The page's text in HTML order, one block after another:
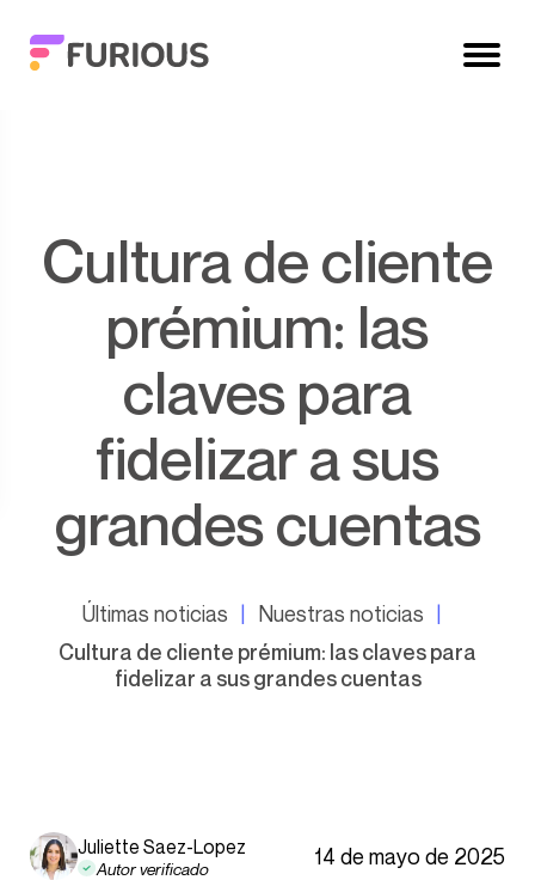
Cultura de cliente
prémium: las
claves para
fidelizar a sus
grandes cuentas
Últimas noticias
Nuestras noticias
Cultura de cliente prémium: las claves para
fidelizar a sus grandes cuentas
Juliette Saez-Lopez
Autor verificado 14 de mayo de 2025